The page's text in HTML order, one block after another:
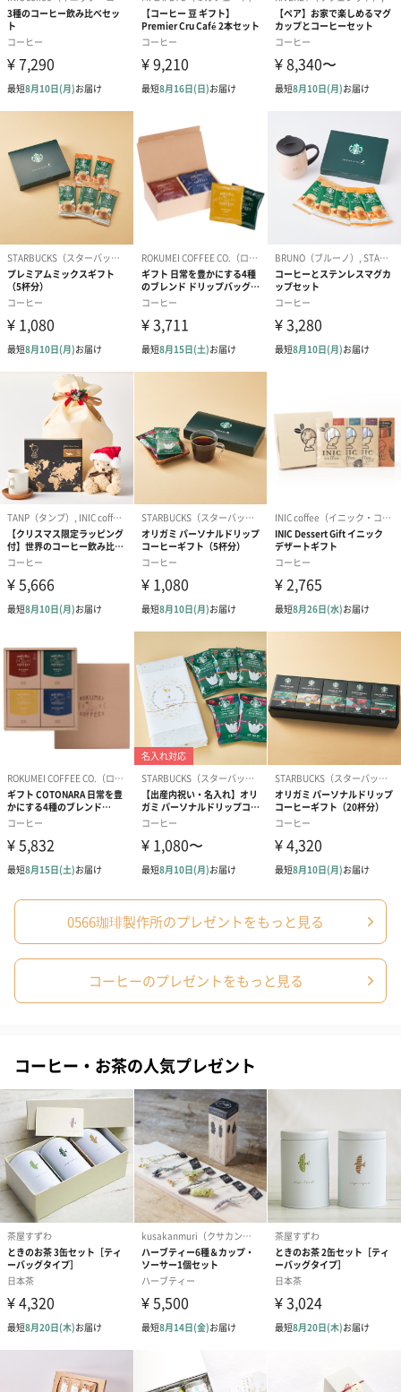
リップバッグは
お世話になった方や、大切な方へのプレゼントに最適です。
パックしており、とても新鮮です。
こだわりのコーヒー達は、スペシャルグレードの1級品のものばか
り。
3種類のコーヒーが楽しめる、「3ドリップバッグ ギフト」で
素敵なブレイクタイムを過ごしてみませんか？
商品詳細情報
行き・高さ）
330mm・200mm・65mm
外装の形状
四角い紙箱
重さ/内容量
全て1bag×15g
0566ブレンド×6bag
ハイブリッドコーヒー×6bag
コピルアック×5bag
セット内容
ヒー「コピルアック」の3種類のドリップバッグがそれ
ぞれに紙箱に入っています。
「0566ブレンド」×5bag
「ハイブリッドコーヒー」×３種２個づつ、計6bag
幻のコーヒー「コピルアック」×4bag
賞味期限
お届けから6ヶ月
原産国
エチオピア・グァテマラ・ブラジル・インドネシア
0566珈琲製作所のプレゼントをもっと見る
コーヒーのプレゼントをもっと見る
コーヒー・お茶の人気プレゼント